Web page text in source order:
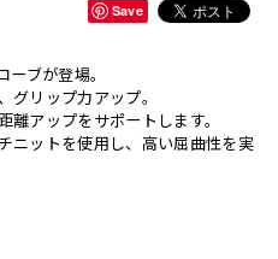
Save
ーブが登場。
グリップ力アップ。
離アップをサポートします。
ニットを使用し、高い屈曲性を実